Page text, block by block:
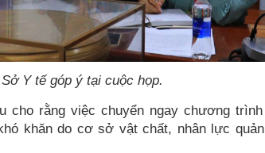
Y tế góp ý tại cuộc họp.
cho rằng việc chuyển ngay chương
khăn do cơ sở vật chất, nhân lực